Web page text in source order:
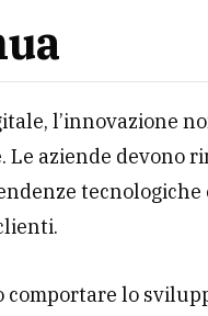
l’innovazione
Le aziende devono
tecnologiche
comportare lo